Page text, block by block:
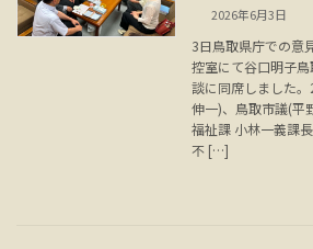
2026年6月3日
3日鳥取県庁での意
控室にて谷口明子
談に同席しました
伸一)、鳥取市議(平
福祉課 小林一義課
不 […]